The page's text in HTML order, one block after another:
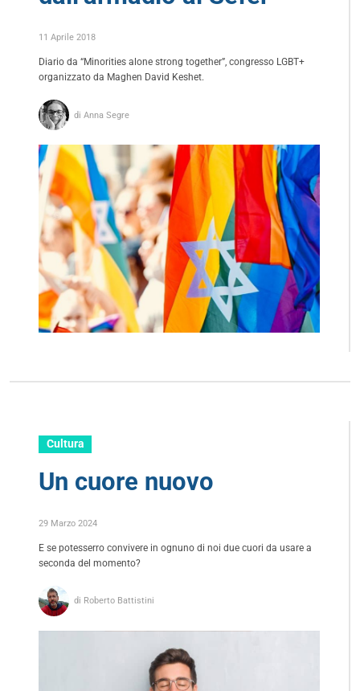
11 Aprile 2018
Diario da “Minorities alone strong together”, congresso LGBT+
organizzato da Maghen David Keshet.
di Anna Segre
Cultura
Un cuore nuovo
29 Marzo 2024
E se potesserro convivere in ognuno di noi due cuori da usare a
seconda del momento?
di Roberto Battistini